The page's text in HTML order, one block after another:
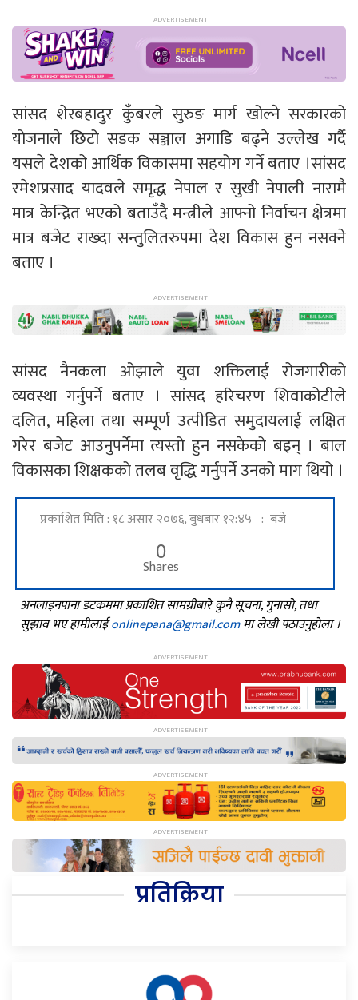
सांसद शेरबहादुर कुँबरले सुरुङ मार्ग खोल्ने सरकारको
योजनाले छिटो सडक सञ्जाल अगाडि बढ्ने उल्लेख गर्दै
यसले देशको आर्थिक विकासमा सहयोग गर्ने बताए ।सांसद
रमेशप्रसाद यादवले समृद्ध नेपाल र सुखी नेपाली नारामै
मात्र केन्द्रित भएको बताउँदै मन्त्रीले आफ्नो निर्वाचन क्षेत्रमा
मात्र बजेट राख्दा सन्तुलितरुपमा देश विकास हुन नसक्ने
बताए ।
सांसद नैनकला ओझाले युवा शक्तिलाई रोजगारीको
व्यवस्था गर्नुपर्ने बताए । सांसद हरिचरण शिवाकोटीले
दलित, महिला तथा सम्पूर्ण उत्पीडित समुदायलाई लक्षित
गरेर बजेट आउनुपर्नेमा त्यस्तो हुन नसकेको बइन् । बाल
विकासका शिक्षकको तलब वृद्धि गर्नुपर्ने उनको माग थियो ।
प्रकाशित मिति : १८ असार २०७६, बुधबार १२:४५ : बजे
0
Shares
अनलाइनपाना डटकममा प्रकाशित सामग्रीबारे कुनै सूचना, गुनासो, तथा
सुझाव भए हामीलाईonlinepana@gmail.comमा लेखी पठाउनुहोला ।
प्रतिक्रिया